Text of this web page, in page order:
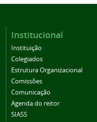
Institucional
Instituição
Colegiados
Estrutura Organizacional
Comissões
Comunicação
Agenda do reitor
SIASS